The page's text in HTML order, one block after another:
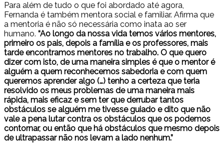
Para além de tudo o que foi abordado até agora,
Fernanda é também mentora social e familiar. Afirma que
a mentoria é não só necessária como inata ao ser
humano. “Ao longo da nossa vida temos vários mentores,
primeiro os pais, depois a família e os professores, mais
tarde encontramos mentores no trabalho. O que quero
dizer com isto, de uma maneira simples é que o mentor é
alguém a quem reconhecemos sabedoria e com quem
queremos aprender algo (…) tenho a certeza que teria
resolvido os meus problemas de uma maneira mais
rápida, mais eficaz e sem ter que derrubar tantos
obstáculos se alguém me tivesse guiado e dito que não
vale a pena lutar contra os obstáculos que os podemos
contornar, ou então que há obstáculos que mesmo depois
de ultrapassar não nos levam a lado nenhum.”